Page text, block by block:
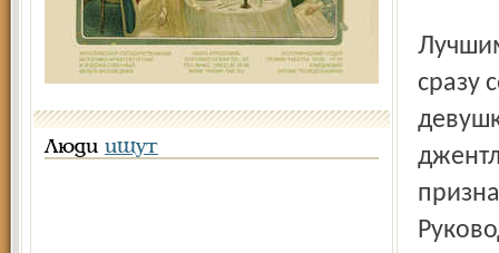
Люди ищут
Лучшим вопросом чемпион мира назвал тот, который
сразу